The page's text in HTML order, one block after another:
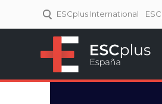
ESCplus International